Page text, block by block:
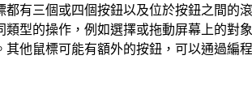
都有三個或四個按鈕以及位於按鈕之間的
類型的操作，例如選擇或拖動屏幕上的對
其他鼠標可能有額外的按鈕，可以通過編